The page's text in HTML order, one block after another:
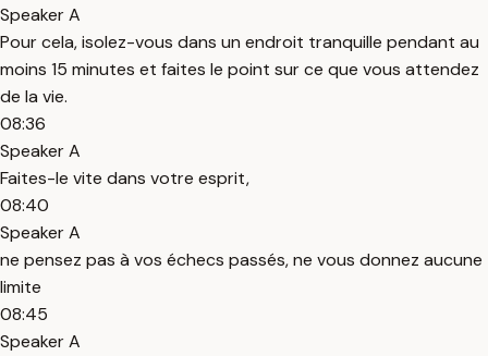
Speaker A
Pour cela, isolez-vous dans un endroit tranquille pendant au
moins 15 minutes et faites le point sur ce que vous attendez
de la vie.
08:36
Speaker A
Faites-le vite dans votre esprit,
08:40
Speaker A
ne pensez pas à vos échecs passés, ne vous donnez aucune
limite
08:45
Speaker A